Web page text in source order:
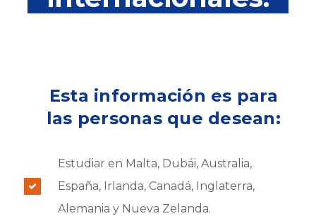
Esta información es para
las personas que desean:
Estudiar en Malta, Dubái, Australia,
España, Irlanda, Canadá, Inglaterra,
Alemania y Nueva Zelanda.